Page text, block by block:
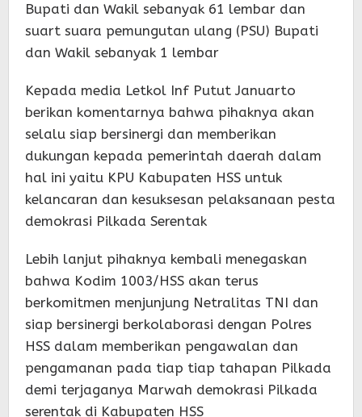
Bupati dan Wakil sebanyak 61 lembar dan
suart suara pemungutan ulang (PSU) Bupati
dan Wakil sebanyak 1 lembar
Kepada media Letkol Inf Putut Januarto
berikan komentarnya bahwa pihaknya akan
selalu siap bersinergi dan memberikan
dukungan kepada pemerintah daerah dalam
hal ini yaitu KPU Kabupaten HSS untuk
kelancaran dan kesuksesan pelaksanaan pesta
demokrasi Pilkada Serentak
Lebih lanjut pihaknya kembali menegaskan
bahwa Kodim 1003/HSS akan terus
berkomitmen menjunjung Netralitas TNI dan
siap bersinergi berkolaborasi dengan Polres
HSS dalam memberikan pengawalan dan
pengamanan pada tiap tiap tahapan Pilkada
demi terjaganya Marwah demokrasi Pilkada
serentak di Kabupaten HSS